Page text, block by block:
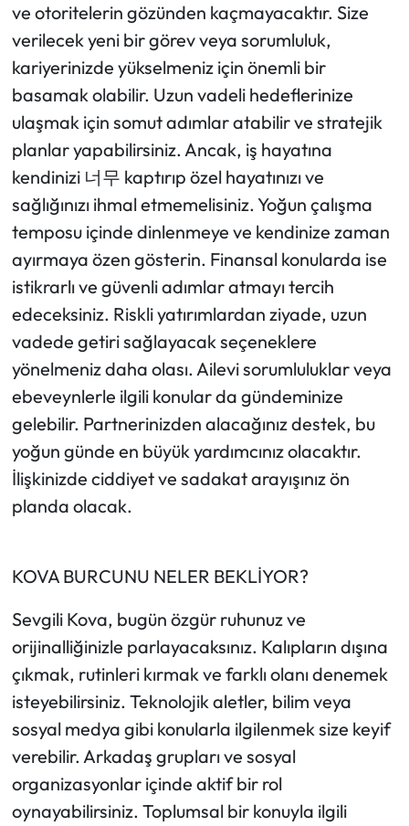
ve otoritelerin gözünden kaçmayacaktır. Size
verilecek yeni bir görev veya sorumluluk,
kariyerinizde yükselmeniz için önemli bir
basamak olabilir. Uzun vadeli hedeflerinize
ulaşmak için somut adımlar atabilir ve stratejik
planlar yapabilirsiniz. Ancak, iş hayatına
kendinizi 너무 kaptırıp özel hayatınızı ve
sağlığınızı ihmal etmemelisiniz. Yoğun çalışma
temposu içinde dinlenmeye ve kendinize zaman
ayırmaya özen gösterin. Finansal konularda ise
istikrarlı ve güvenli adımlar atmayı tercih
edeceksiniz. Riskli yatırımlardan ziyade, uzun
vadede getiri sağlayacak seçeneklere
yönelmeniz daha olası. Ailevi sorumluluklar veya
ebeveynlerle ilgili konular da gündeminize
gelebilir. Partnerinizden alacağınız destek, bu
yoğun günde en büyük yardımcınız olacaktır.
İlişkinizde ciddiyet ve sadakat arayışınız ön
planda olacak.
KOVA BURCUNU NELER BEKLİYOR?
Sevgili Kova, bugün özgür ruhunuz ve
orijinalliğinizle parlayacaksınız. Kalıpların dışına
çıkmak, rutinleri kırmak ve farklı olanı denemek
isteyebilirsiniz. Teknolojik aletler, bilim veya
sosyal medya gibi konularla ilgilenmek size keyif
verebilir. Arkadaş grupları ve sosyal
organizasyonlar içinde aktif bir rol
oynayabilirsiniz. Toplumsal bir konuyla ilgili